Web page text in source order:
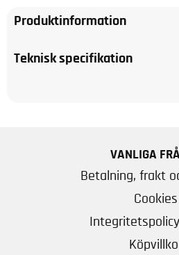
Produktinformation
Teknisk specifikation
VANLIGA
Betalning, frakt
Cookies